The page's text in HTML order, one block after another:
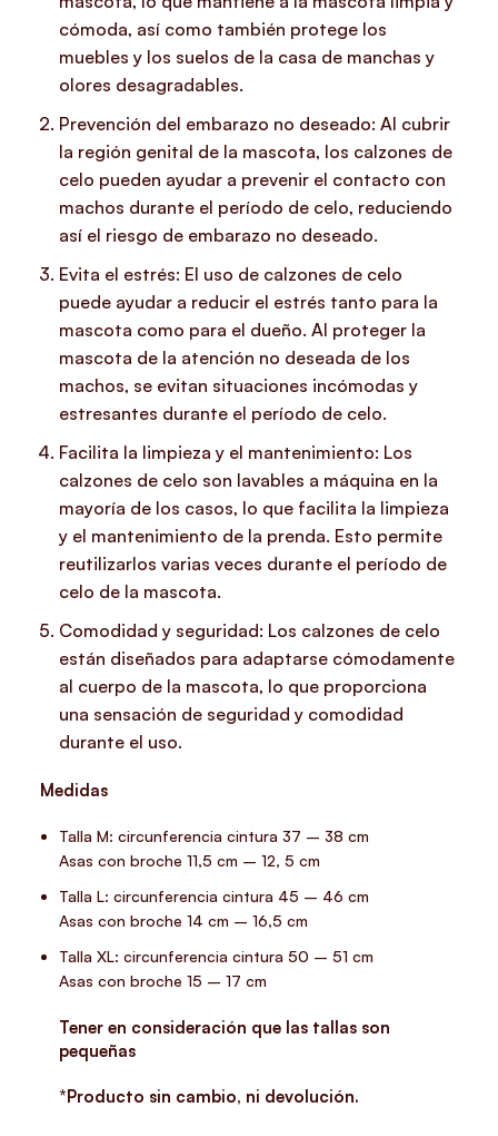
cómoda, así como también protege los
muebles y los suelos de la casa de manchas y
olores desagradables.
Prevención del embarazo no deseado: Al cubrir
la región genital de la mascota, los calzones de
celo pueden ayudar a prevenir el contacto con
machos durante el período de celo, reduciendo
así el riesgo de embarazo no deseado.
Evita el estrés: El uso de calzones de celo
puede ayudar a reducir el estrés tanto para la
mascota como para el dueño. Al proteger la
mascota de la atención no deseada de los
machos, se evitan situaciones incómodas y
estresantes durante el período de celo.
Facilita la limpieza y el mantenimiento: Los
calzones de celo son lavables a máquina en la
mayoría de los casos, lo que facilita la limpieza
y el mantenimiento de la prenda. Esto permite
reutilizarlos varias veces durante el período de
celo de la mascota.
Comodidad y seguridad: Los calzones de celo
están diseñados para adaptarse cómodamente
al cuerpo de la mascota, lo que proporciona
una sensación de seguridad y comodidad
durante el uso.
Medidas
Talla M: circunferencia cintura 37 – 38 cm
Asas con broche 11,5 cm – 12, 5 cm
Talla L: circunferencia cintura 45 – 46 cm
Asas con broche 14 cm – 16,5 cm
Talla XL: circunferencia cintura 50 – 51 cm
Asas con broche 15 – 17 cm
Tener en consideración que las tallas son
pequeñas
*Producto sin cambio, ni devolución.